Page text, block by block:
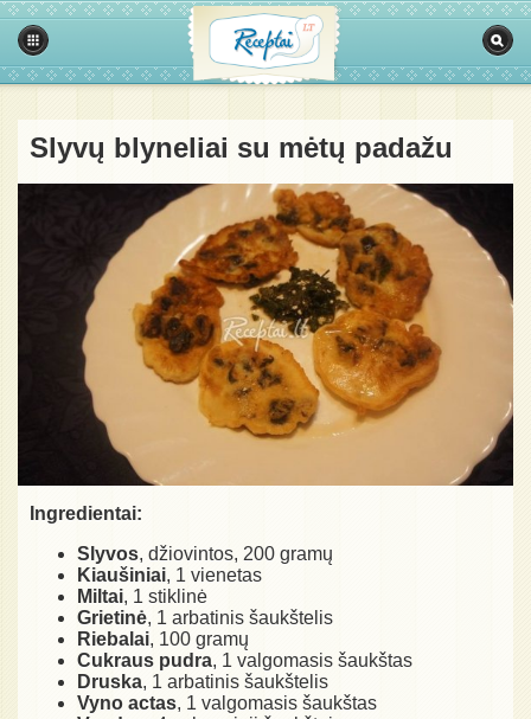
Slyvų blyneliai su mėtų padažu
Ingredientai:
Slyvos, džiovintos, 200 gramų
Kiaušiniai, 1 vienetas
Miltai, 1 stiklinė
Grietinė, 1 arbatinis šaukštelis
Riebalai, 100 gramų
Cukraus pudra, 1 valgomasis šaukštas
Druska, 1 arbatinis šaukštelis
Vyno actas, 1 valgomasis šaukštas